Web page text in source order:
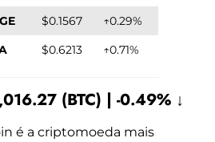
$0.1567
↑0.29%
$0.6213 ↑0.71%
(BTC) | -0.49% ↓
é a criptomoeda mais